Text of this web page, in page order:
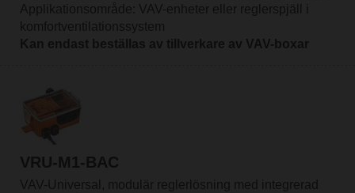
Applikationsområde: VAV-enheter eller reglerspjäll i
komfortventilationssystem
Kan endast beställas av tillverkare av VAV-boxar
VRU-M1-BAC
VAV-Universal, modulär reglerlösning med integrerad